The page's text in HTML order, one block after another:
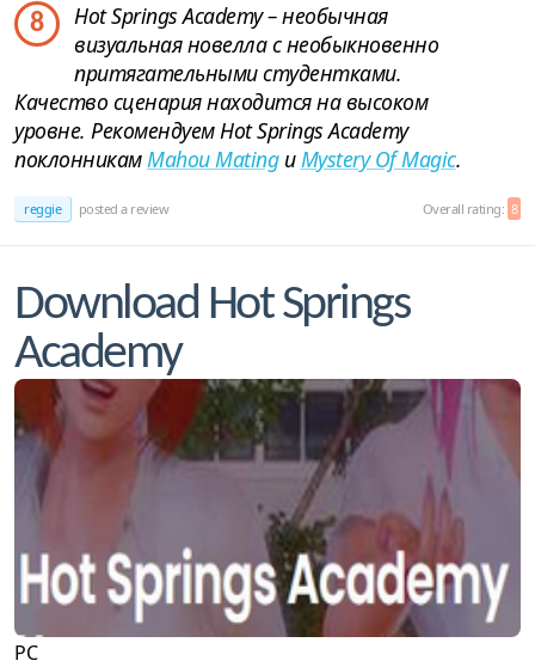
8
Hot Springs Academy – необычная
визуальная новелла с необыкновенно
притягательными студентками.
Качество сценария находится на высоком
уровне. Рекомендуем Hot Springs Academy
поклонникамMahou MatingиMystery Of Magic.
reggie posted a review Overall rating: 8
Download Hot Springs
Academy
PC